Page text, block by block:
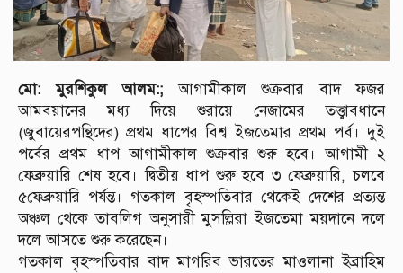
মো: মুরশিকুল আলম:;আগামীকাল শুক্রবার বাদ ফজর
আমবয়ানের মধ্য দিয়ে শুরায়ে নেজামের তত্ত্বাবধানে
(জুবায়েরপন্থিদের) প্রথম ধাপের বিশ্ব ইজতেমার প্রথম পর্ব। দুই
পর্বের প্রথম ধাপ আগামীকাল শুক্রবার শুরু হবে। আগামী ২
ফেব্রুয়ারি শেষ হবে। দ্বিতীয় ধাপ শুরু হবে ৩ ফেব্রুয়ারি, চলবে
৫ফেব্রুয়ারি পর্যন্ত। গতকাল বৃহস্পতিবার থেকেই দেশের প্রত্যন্ত
অঞ্চল থেকে তাবলিগ অনুসারী মুসল্লিরা ইজতেমা ময়দানে দলে
দলে আসতে শুরু করেছেন।
গতকাল বৃহস্পতিবার বাদ মাগরিব ভারতের মাওলানা ইব্রাহিম